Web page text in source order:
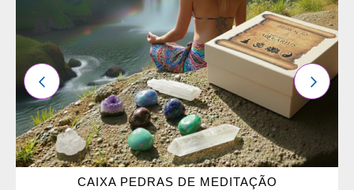
CAIXA PEDRAS DE MEDITAÇÃO
ANTERIOR